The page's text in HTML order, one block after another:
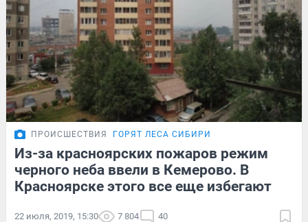
ПРОИСШЕСТВИЯ ГОРЯТ ЛЕСА СИБИРИ
Из-за красноярских пожаров режим
черного неба ввели в Кемерово. В
Красноярске этого все еще избегают
22 июля, 2019, 15:30 7 804 40